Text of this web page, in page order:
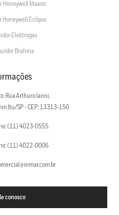
Honeywell Maxon
Honeywell Eclipse
Elektrogas
Brahma
Rua Arthuro Ianni,
Itu/SP - CEP: 13313-150
(11) 4023-0555
(11) 4022-0006
conosco